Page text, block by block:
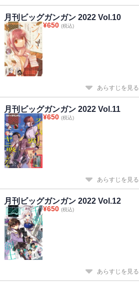
月刊ビッグガンガン 2022 Vol.10
¥650 (税込)
あらすじを見る
月刊ビッグガンガン 2022 Vol.11
¥650 (税込)
あらすじを見る
月刊ビッグガンガン 2022 Vol.12
¥650 (税込)
あらすじを見る